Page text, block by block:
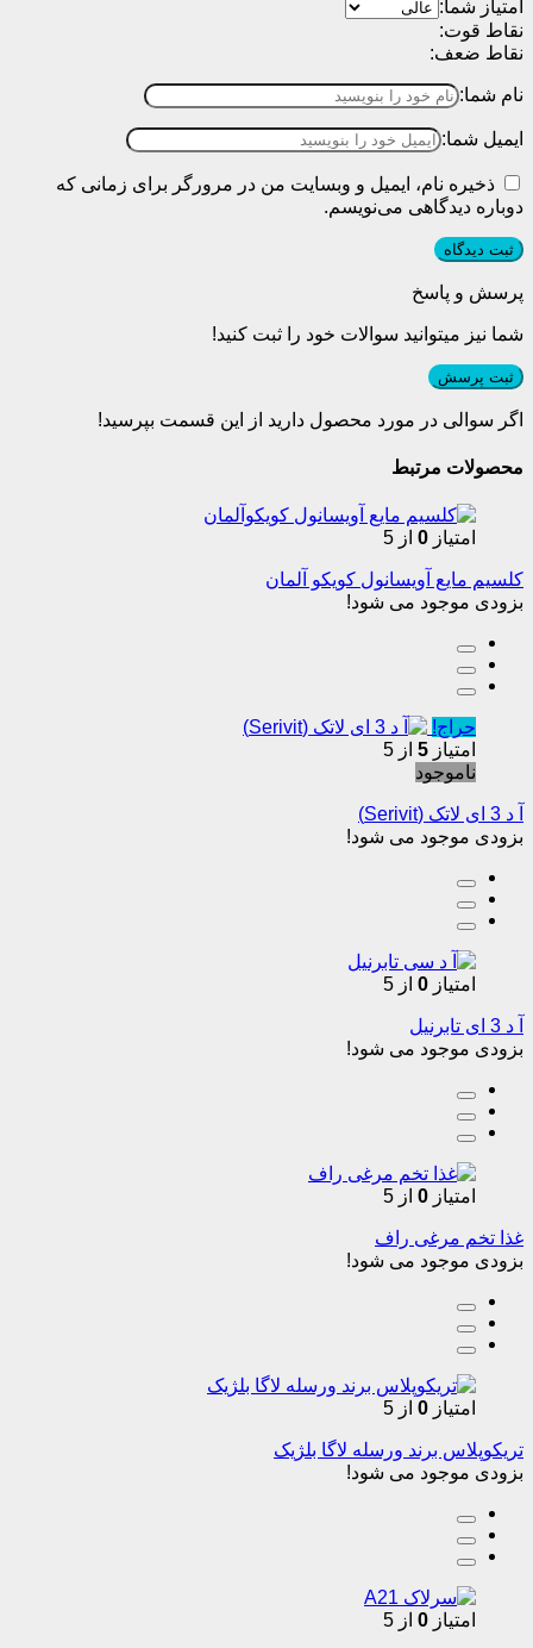
امتیاز شما:
نقاط قوت:
نقاط ضعف:
نام شما:
ایمیل شما:
ذخیره نام، ایمیل و وبسایت من در مرورگر برای زمانی که
دوباره دیدگاهی می‌نویسم.
پرسش و پاسخ
شما نیز میتوانید سوالات خود را ثبت کنید!
ثبت پرسش
اگر سوالی در مورد محصول دارید از این قسمت بپرسید!
محصولات مرتبط
امتیاز 0 از 5
کلسیم مایع آویسانول کویکو آلمان
بزودی موجود می شود!
حراج!
امتیاز 5 از 5
ناموجود
آ د 3 ای لاتک (Serivit)
بزودی موجود می شود!
امتیاز 0 از 5
آ د 3 ای تابرنیل
بزودی موجود می شود!
امتیاز 0 از 5
غذا تخم مرغی راف
بزودی موجود می شود!
امتیاز 0 از 5
تریکوپلاس برند ورسله لاگا بلژیک
بزودی موجود می شود!
امتیاز 0 از 5